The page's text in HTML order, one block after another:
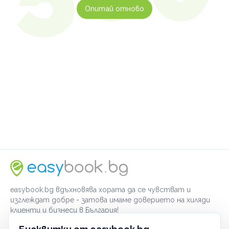
Опитай отново
easybook.bg вдъхновява хората да се чувстват и
изглеждат добре - затова имаме доверието на хиляди
клиенти и бизнеси в България!